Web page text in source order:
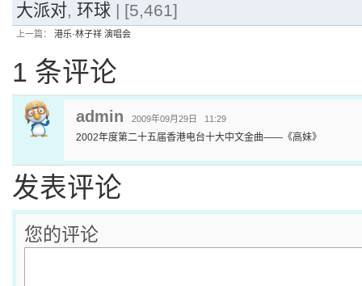
大派对, 环球 | [5,461]
上一篇： 港乐·林子祥 演唱会
1 条评论
admin 2009年09月29日 11:29
2002年度第二十五届香港电台十大中文金曲——《高妹》
发表评论
您的评论